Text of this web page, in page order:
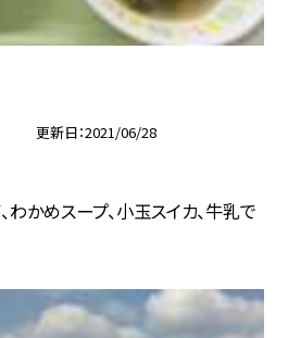
更新日 2021/06/28
わかめスープ、小玉スイカ、牛乳で